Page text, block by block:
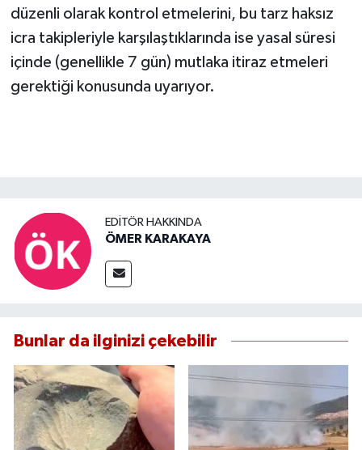
düzenli olarak kontrol etmelerini, bu tarz haksız
icra takipleriyle karşılaştıklarında ise yasal süresi
içinde (genellikle 7 gün) mutlaka itiraz etmeleri
gerektiği konusunda uyarıyor.
EDITÖR HAKKINDA
ÖMER KARAKAYA
Bunlar da ilginizi çekebilir